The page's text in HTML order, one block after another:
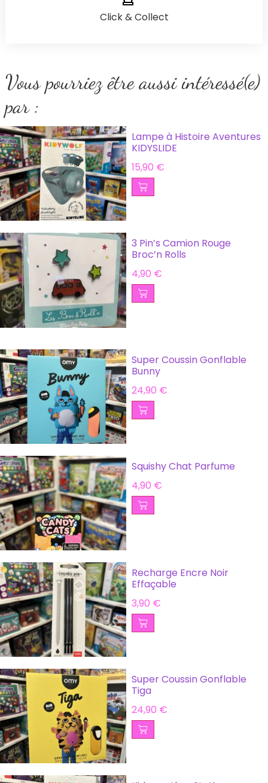
Click & Collect
Vous pourriez être aussi intéressé(e)
par :
Lampe à Histoire Aventures
KIDYSLIDE
15,90 €
3 Pin’s Camion Rouge
Broc’n Rolls
4,90 €
Super Coussin Gonflable
Bunny
24,90 €
Squishy Chat Parfume
4,90 €
Recharge Encre Noir
Effaçable
3,90 €
Super Coussin Gonflable
Tiga
24,90 €